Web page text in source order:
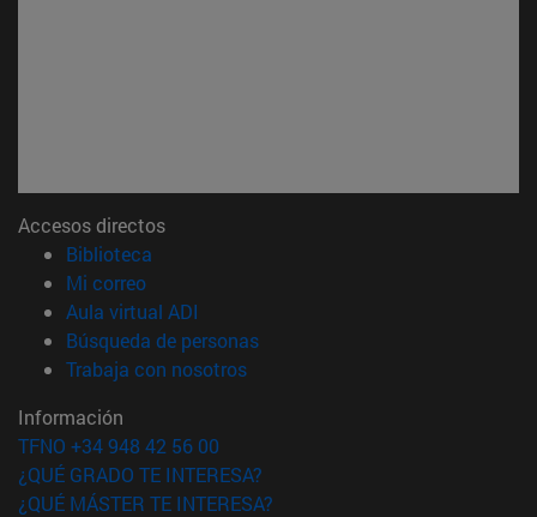
Accesos directos
Biblioteca
Mi correo(abre en nueva ventana)
Aula virtual ADI
Búsqueda de personas(abre en nueva ventana)
Trabaja con nosotros(abre en nueva ventana)
Información
TFNO +34 948 42 56 00
¿QUÉ GRADO TE INTERESA?
¿QUÉ MÁSTER TE INTERESA?